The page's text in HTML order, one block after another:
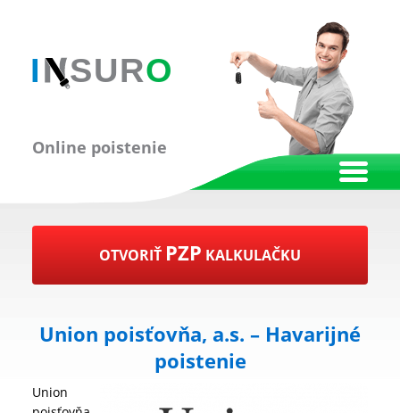
Online poistenie
OTVORIŤ PZP KALKULAČKU
Union poisťovňa, a.s. – Havarijné
poistenie
Union